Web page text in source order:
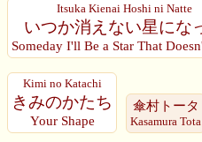
Itsuka Kienai Hoshi ni Natte
いつか消えない星にな
Someday I'll Be a Star That
Kimi no Katachi
きみのかたち
Your Shape
傘村トータ
Kasamura Tota